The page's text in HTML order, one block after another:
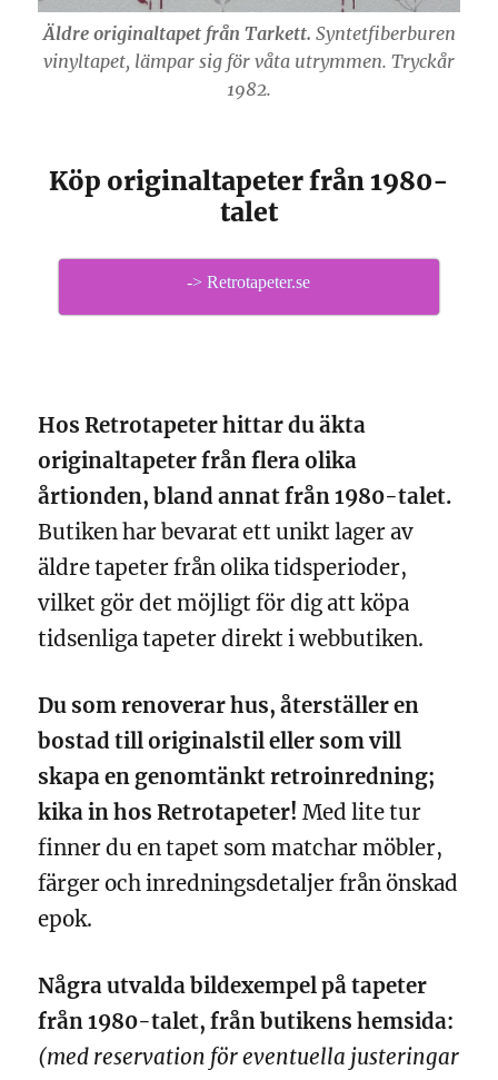
Äldre originaltapet från Tarkett. Syntetfiberburen
vinyltapet, lämpar sig för våta utrymmen. Tryckår
1982.
Köp originaltapeter från 1980-
talet
-> Retrotapeter.se
Hos Retrotapeter hittar du äkta
originaltapeter från flera olika
årtionden, bland annat från 1980-talet.
Butiken har bevarat ett unikt lager av
äldre tapeter från olika tidsperioder,
vilket gör det möjligt för dig att köpa
tidsenliga tapeter direkt i webbutiken.
Du som renoverar hus, återställer en
bostad till originalstil eller som vill
skapa en genomtänkt retroinredning;
kika in hos Retrotapeter! Med lite tur
finner du en tapet som matchar möbler,
färger och inredningsdetaljer från önskad
epok.
Några utvalda bildexempel på tapeter
från 1980-talet, från butikens hemsida:
(med reservation för eventuella justeringar